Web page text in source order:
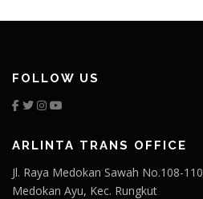
FOLLOW US
ARLINTA TRANS OFFICE
Jl. Raya Medokan Sawah No.108-110
Medokan Ayu, Kec. Rungkut